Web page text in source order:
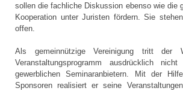
sollen die fachliche Diskussion ebenso wie die
Kooperation unter Juristen fördern. Sie
offen.
Als gemeinnützige Vereinigung tritt der
Veranstaltungsprogramm ausdrücklich
gewerblichen Seminaranbietern. Mit der
Sponsoren realisiert er seine